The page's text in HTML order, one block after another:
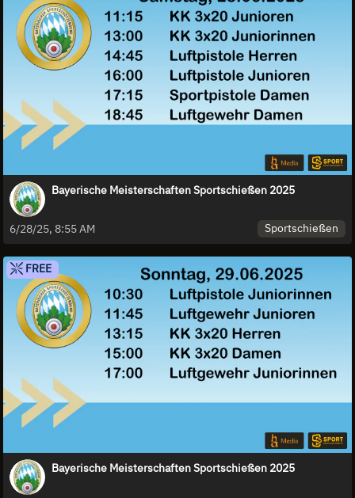
Bayerische Meisterschaften Sportschießen 2025
6/28/25, 8:55 AM Sportschießen
FREE
Bayerische Meisterschaften Sportschießen 2025